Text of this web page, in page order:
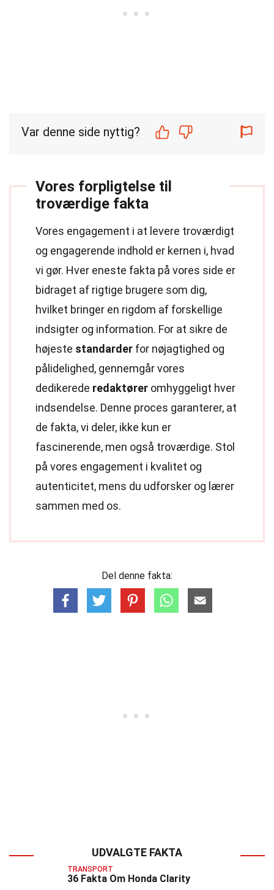
Var denne side nyttig?
Vores forpligtelse til
troværdige fakta
Vores engagement i at levere troværdigt
og engagerende indhold er kernen i, hvad
vi gør. Hver eneste fakta på vores side er
bidraget af rigtige brugere som dig,
hvilket bringer en rigdom af forskellige
indsigter og information. For at sikre de
højeste standarder for nøjagtighed og
pålidelighed, gennemgår vores
dedikerede redaktører omhyggeligt hver
indsendelse. Denne proces garanterer, at
de fakta, vi deler, ikke kun er
fascinerende, men også troværdige. Stol
på vores engagement i kvalitet og
autenticitet, mens du udforsker og lærer
sammen med os.
Del denne fakta:
UDVALGTE FAKTA
TRANSPORT
36 Fakta Om Honda Clarity